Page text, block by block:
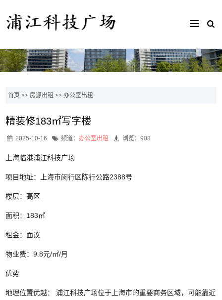
首页 >> 房源出租 >>办公室出租
精装修183㎡写字楼
2025-10-16 频道： 办公室出租 浏览：908
上海临港浦江科技广场
项目地址：上海市闵行区陈行公路2388号
楼层：高区
面积：183㎡
租金：面议
物业费：9.8元/㎡/月
优势
地理位置优越： 浦江科技广场位于上海市的重要商务区域，可能靠近